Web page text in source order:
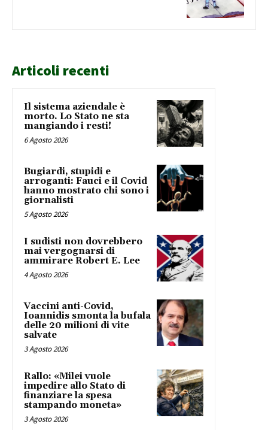
Articoli recenti
Il sistema aziendale è
morto. Lo Stato ne sta
mangiando i resti!
6 Agosto 2026
Bugiardi, stupidi e
arroganti: Fauci e il Covid
hanno mostrato chi sono i
giornalisti
5 Agosto 2026
I sudisti non dovrebbero
mai vergognarsi di
ammirare Robert E. Lee
4 Agosto 2026
Vaccini anti-Covid,
Ioannidis smonta la bufala
delle 20 milioni di vite
salvate
3 Agosto 2026
Rallo: «Milei vuole
impedire allo Stato di
finanziare la spesa
stampando moneta»
3 Agosto 2026